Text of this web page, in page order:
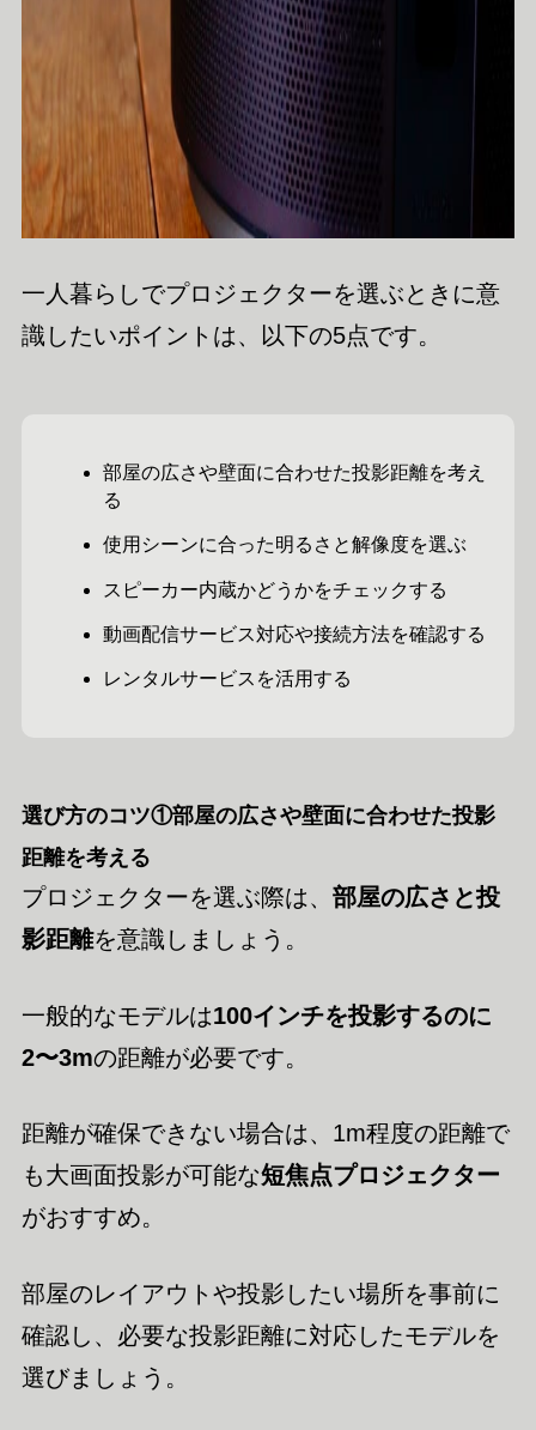
一人暮らしでプロジェクターを選ぶときに意
識したいポイントは、以下の5点です。
部屋の広さや壁面に合わせた投影距離を考え
る
使用シーンに合った明るさと解像度を選ぶ
スピーカー内蔵かどうかをチェックする
動画配信サービス対応や接続方法を確認する
レンタルサービスを活用する
選び方のコツ①部屋の広さや壁面に合わせた投影
距離を考える
プロジェクターを選ぶ際は、 部屋の広さと投
影距離を意識しましょう。
一般的なモデルは100インチを投影するのに
2〜3mの距離が必要です。
距離が確保できない場合は、1m程度の距離で
も大画面投影が可能な短焦点プロジェクター
がおすすめ。
部屋のレイアウトや投影したい場所を事前に
確認し、必要な投影距離に対応したモデルを
選びましょう。